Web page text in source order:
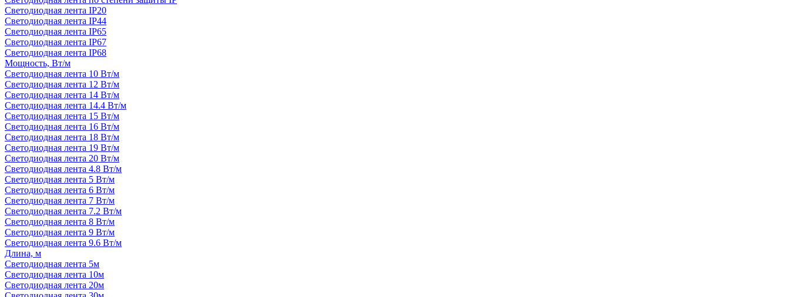
Светодиодная лента IP20
Светодиодная лента IP44
Светодиодная лента IP65
Светодиодная лента IP67
Светодиодная лента IP68
Мощность, Вт/м
Светодиодная лента 10 Вт/м
Светодиодная лента 12 Вт/м
Светодиодная лента 14 Вт/м
Светодиодная лента 14.4 Вт/м
Светодиодная лента 15 Вт/м
Светодиодная лента 16 Вт/м
Светодиодная лента 18 Вт/м
Светодиодная лента 19 Вт/м
Светодиодная лента 20 Вт/м
Светодиодная лента 4.8 Вт/м
Светодиодная лента 5 Вт/м
Светодиодная лента 6 Вт/м
Светодиодная лента 7 Вт/м
Светодиодная лента 7.2 Вт/м
Светодиодная лента 8 Вт/м
Светодиодная лента 9 Вт/м
Светодиодная лента 9.6 Вт/м
Длина, м
Светодиодная лента 5м
Светодиодная лента 10м
Светодиодная лента 20м